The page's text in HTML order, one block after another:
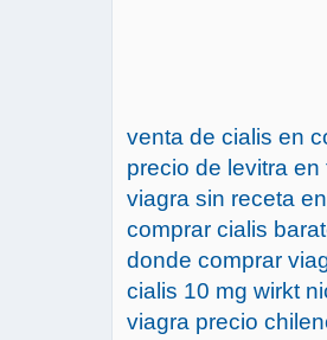
venta de cialis en
precio de levitra
viagra sin receta
comprar cialis
donde comprar
cialis 10 mg wirkt
viagra precio